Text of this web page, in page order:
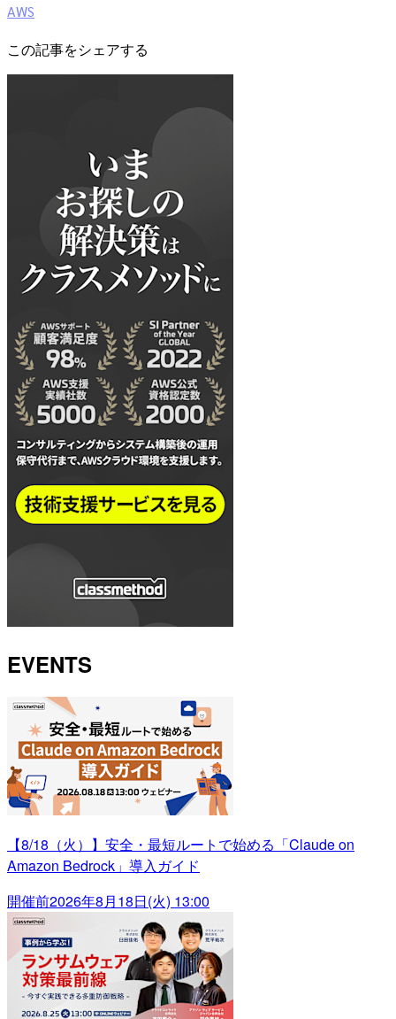
AWS
この記事をシェアする
EVENTS
【8/18（火）】安全・最短ルートで始める「Claude on
Amazon Bedrock」導入ガイド
開催前2026年8月18日(火) 13:00